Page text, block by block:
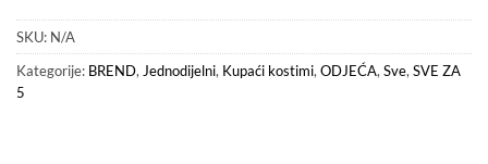
SKU: N/A
Kategorije: BREND, Jednodijelni, Kupaći kostimi, ODJEĆA, Sve, SVE ZA
5